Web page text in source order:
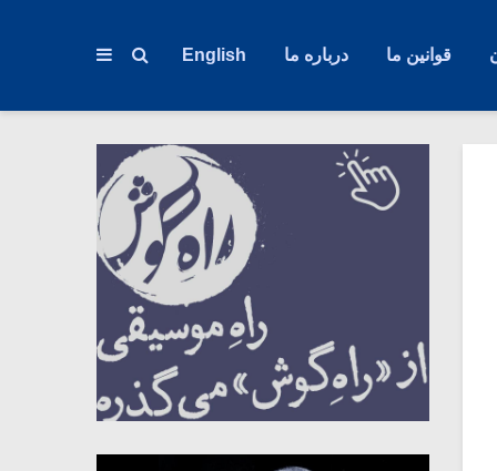
قوانین ما درباره ما English